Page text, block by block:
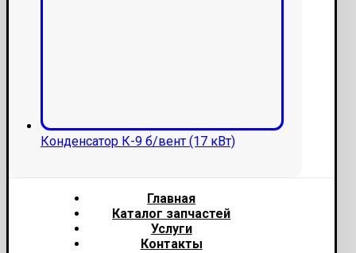
Конденсатор К-9 б/вент (17 кВт)
Главная
Каталог запчастей
Услуги
Контакты